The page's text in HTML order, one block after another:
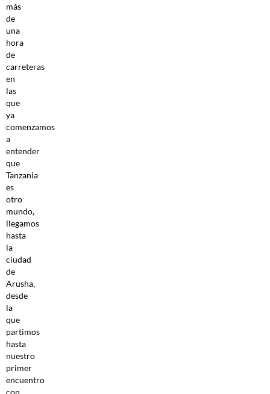
más
de
una
hora
de
carreteras
en
las
que
ya
comenzamos
a
entender
que
Tanzania
es
otro
mundo,
llegamos
hasta
la
ciudad
de
Arusha,
desde
la
que
partimos
hasta
nuestro
primer
encuentro
con